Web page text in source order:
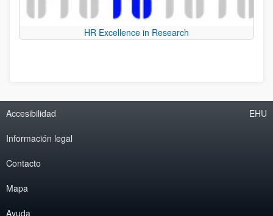
HR Excellence in Research
Accesibilidad
Información legal
Contacto
Mapa
Ayuda
EHU